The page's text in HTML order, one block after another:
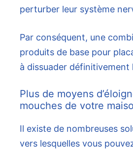
perturber leur système
Par conséquent, une
produits de base pour
à dissuader définitivement
Plus de moyens
mouches de votre
Il existe de nombreuses
vers lesquelles vous